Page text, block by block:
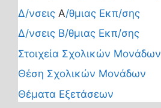
Δ/νσεις Α/θμιας Εκπ/σης
Δ/νσεις Β/θμιας Εκπ/σης
Στοιχεία Σχολικών Μονάδων
Θέση Σχολικών Μονάδων
Θέματα Εξετάσεων